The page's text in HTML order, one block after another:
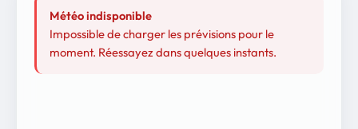
Météo indisponible
Impossible de charger les prévisions pour le
moment. Réessayez dans quelques instants.